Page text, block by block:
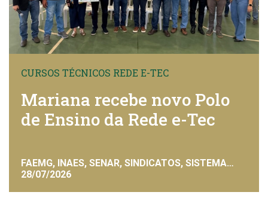
CURSOS TÉCNICOS REDE E-TEC
Mariana recebe novo Polo
de Ensino da Rede e-Tec
FAEMG, INAES, SENAR, SINDICATOS, SISTEMA
FAEMG
28/07/2026